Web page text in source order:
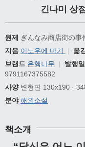
긴나미 상
원제
ぎんなみ商店街の
지음 이노우에 마기 | 옮김
브랜드 은행나무 | 발행일
9791167375582
사양변형판 130x190 ·
분야 해외소설
책소개